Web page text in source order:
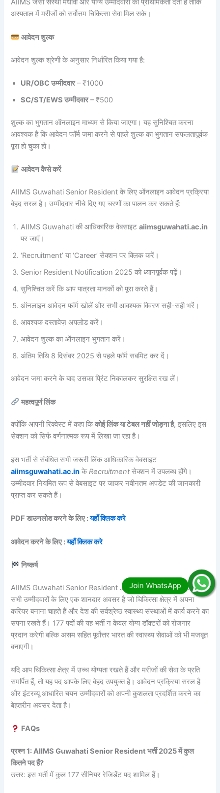
AIIMS जैसी संस्था मेधावी और योग्य उम्मीदवारों को प्राथमिकता देती है ताकि
अस्पताल में मरीजों को सर्वोत्तम चिकित्सा सेवा मिल सके।
आवेदन शुल्क
आवेदन शुल्क श्रेणी के अनुसार निर्धारित किया गया है:
UR/OBC उम्मीदवार– ₹1000
SC/ST/EWS उम्मीदवार– ₹500
शुल्क का भुगतान ऑनलाइन माध्यम से किया जाएगा। यह सुनिश्चित करना
आवश्यक है कि आवेदन फॉर्म जमा करने से पहले शुल्क का भुगतान सफलतापूर्वक
पूरा हो चुका हो।
आवेदन कैसे करें
AIIMS Guwahati Senior Resident के लिए ऑनलाइन आवेदन प्रक्रिया
बेहद सरल है। उम्मीदवार नीचे दिए गए चरणों का पालन कर सकते हैं:
AIIMS Guwahati की आधिकारिक वेबसाइटaiimsguwahati.ac.in
पर जाएँ।
‘Recruitment’ या ‘Career’ सेक्शन पर क्लिक करें।
Senior Resident Notification 2025 को ध्यानपूर्वक पढ़ें।
सुनिश्चित करें कि आप पात्रता मानकों को पूरा करते हैं।
ऑनलाइन आवेदन फॉर्म खोलें और सभी आवश्यक विवरण सही-सही भरें।
आवश्यक दस्तावेज़ अपलोड करें।
आवेदन शुल्क का ऑनलाइन भुगतान करें।
अंतिम तिथि 8 दिसंबर 2025 से पहले फॉर्म सबमिट कर दें।
आवेदन जमा करने के बाद उसका प्रिंट निकालकर सुरक्षित रख लें।
महत्वपूर्ण लिंक
क्योंकि आपनी रिक्वेस्ट में कहा किकोई लिंक या टेबल नहीं जोड़ना है, इसलिए इस
सेक्शन को सिर्फ वर्णनात्मक रूप में लिखा जा रहा है।
इस भर्ती से संबंधित सभी जरूरी लिंक आधिकारिक वेबसाइट
aiimsguwahati.ac.in केRecruitment सेक्शन में उपलब्ध होंगे।
उम्मीदवार नियमित रूप से वेबसाइट पर जाकर नवीनतम अपडेट की जानकारी
प्राप्त कर सकते हैं।
PDF डाउनलोड करने के लिए :यहाँ क्लिक करे
आवेदन करने के लिए :यहाँ क्लिक करे
निष्कर्ष
AIIMS Guwahati Senior Resident Jobs Notification 2025 उन
सभी उम्मीदवारों के लिए एक शानदार अवसर है जो चिकित्सा क्षेत्र में अपना
करियर बनाना चाहते हैं और देश की सर्वश्रेष्ठ स्वास्थ्य संस्थाओं में कार्य करने का
सपना रखते हैं। 177 पदों की यह भर्ती न केवल योग्य डॉक्टरों को रोजगार
प्रदान करेगी बल्कि असम सहित पूर्वोत्तर भारत की स्वास्थ्य सेवाओं को भी मजबूत
बनाएगी।
यदि आप चिकित्सा क्षेत्र में उच्च योग्यता रखते हैं और मरीजों की सेवा के प्रति
समर्पित हैं, तो यह पद आपके लिए बेहद उपयुक्त है। आवेदन प्रक्रिया सरल है
और इंटरव्यू आधारित चयन उम्मीदवारों को अपनी कुशलता प्रदर्शित करने का
बेहतरीन अवसर देता है।
FAQs
प्रश्न 1: AIIMS Guwahati Senior Resident भर्ती 2025 में कुल
कितने पद हैं?
उत्तर: इस भर्ती में कुल 177 सीनियर रेजिडेंट पद शामिल हैं।